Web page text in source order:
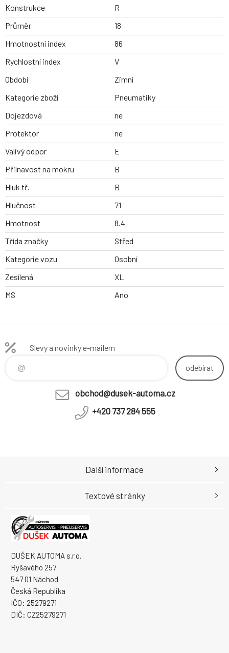
Konstrukce
R
Průměr
18
Hmotnostní index
86
Rychlostní index
V
Období
Zimní
Kategorie zboží
Pneumatiky
Dojezdová
ne
Protektor
ne
Valivý odpor
E
Přilnavost na mokru
B
Hluk tř.
B
Hlučnost
71
Hmotnost
8.4
Třída značky
Střed
Kategorie vozu
Osobní
Zesílená
XL
MS
Ano
Slevy a novinky e-mailem
odebírat
obchod@dusek-automa.cz
+420 737 284 555
DUŠEK AUTOMA s.r.o.
Ryšavého 257
547 01 Náchod
Česká Republika
IČO: 25279271
DIČ: CZ25279271
Další informace
Textové stránky